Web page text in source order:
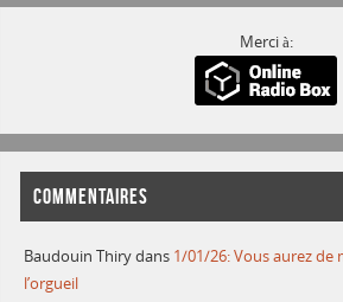
Merci à:
COMMENTAIRES
Baudouin Thirydans 1/01/26: Vous aurez de
l’orgueil